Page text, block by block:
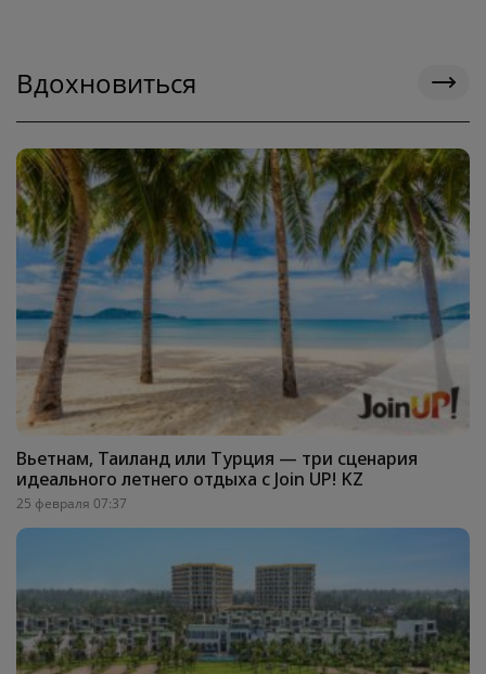
Вдохновиться
Вьетнам, Таиланд или Турция — три сценария
идеального летнего отдыха с Join UP! KZ
25 февраля 07:37